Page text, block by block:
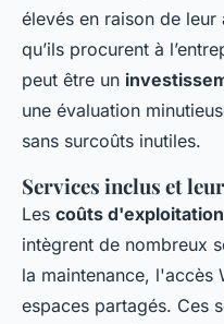
élevés en raison de
qu’ils procurent à
peut être un
une évaluation
sans surcoûts inutiles.
Services inclus et
Les coûts
intègrent de nombreux
la maintenance, l'accès
espaces partagés. Ces